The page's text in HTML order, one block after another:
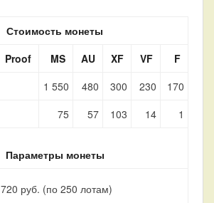
Стоимость монеты
Proof MS AU XF VF
F
1 550 480 300 230
170
75 57 103 14 1
Параметры монеты
720 руб. (по 250 лотам)